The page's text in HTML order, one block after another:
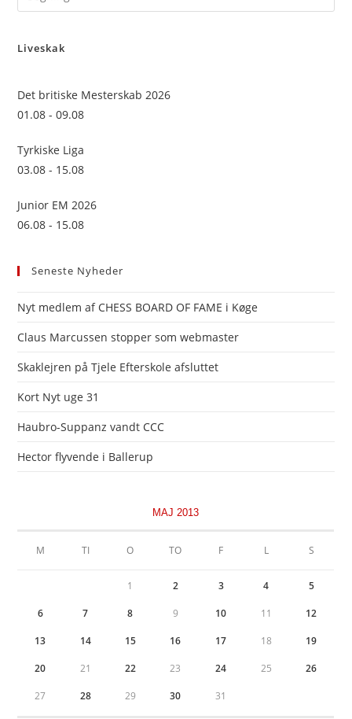
Liveskak
Det britiske Mesterskab 2026
01.08 - 09.08
Tyrkiske Liga
03.08 - 15.08
Junior EM 2026
06.08 - 15.08
Seneste Nyheder
Nyt medlem af CHESS BOARD OF FAME i Køge
Claus Marcussen stopper som webmaster
Skaklejren på Tjele Efterskole afsluttet
Kort Nyt uge 31
Haubro-Suppanz vandt CCC
Hector flyvende i Ballerup
MAJ 2013
M TI O TO F L S
1 2 3 4 5
6 7 8 9 10 11 12
13 14 15 16 17 18 19
20 21 22 23 24 25 26
27 28 29 30 31